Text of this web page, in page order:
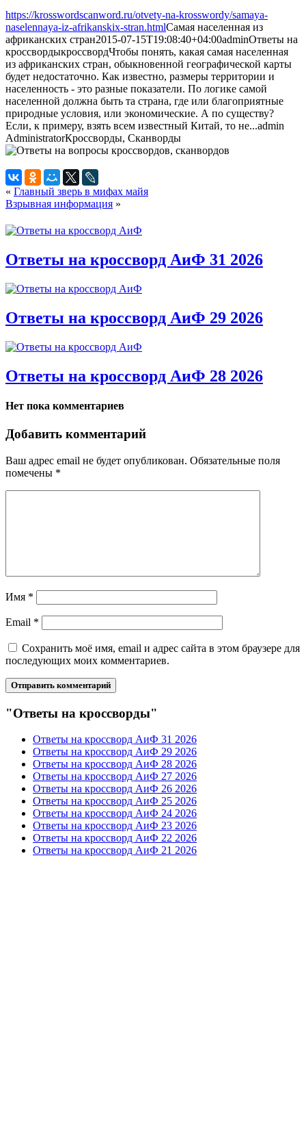
https://krosswordscanword.ru/otvety-na-krosswordy/samaya-
naselennaya-iz-afrikanskix-stran.htmlСамая населенная из
африканских стран2015-07-15T19:08:40+04:00adminОтветы на
кроссвордыкроссвордЧтобы понять, какая самая населенная
из африканских стран, обыкновенной географической карты
будет недостаточно. Как известно, размеры территории и
населенность - это разные показатели. По логике самой
населенной должна быть та страна, где или благоприятные
природные условия, или экономические. А по существу?
Если, к примеру, взять всем известный Китай, то не...admin
AdministratorКроссворды, Сканворды
« Главный зверь в мифах майя
Взрывная информация »
Ответы на кроссворд АиФ 31 2026
Ответы на кроссворд АиФ 29 2026
Ответы на кроссворд АиФ 28 2026
Нет пока комментариев
Добавить комментарий
Ваш адрес email не будет опубликован. Обязательные поля
помечены *
Имя *
Email *
Сохранить моё имя, email и адрес сайта в этом браузере для
последующих моих комментариев.
"Ответы на кроссворды"
Ответы на кроссворд АиФ 31 2026
Ответы на кроссворд АиФ 29 2026
Ответы на кроссворд АиФ 28 2026
Ответы на кроссворд АиФ 27 2026
Ответы на кроссворд АиФ 26 2026
Ответы на кроссворд АиФ 25 2026
Ответы на кроссворд АиФ 24 2026
Ответы на кроссворд АиФ 23 2026
Ответы на кроссворд АиФ 22 2026
Ответы на кроссворд АиФ 21 2026